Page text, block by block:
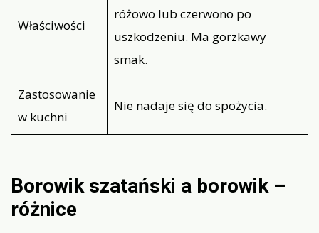
Właściwości
różowo lub czerwono po
uszkodzeniu. Ma gorzkawy
smak.
Zastosowanie
w kuchni
Nie nadaje się do spożycia.
Borowik szatański a borowik –
różnice